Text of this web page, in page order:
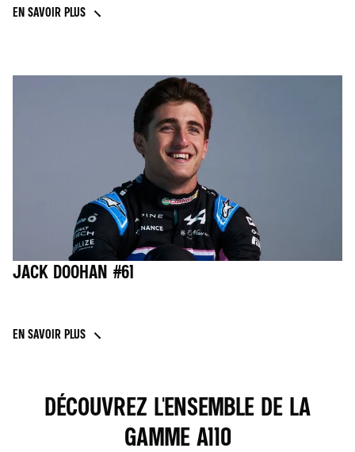
EN SAVOIR PLUS
JACK DOOHAN #61
EN SAVOIR PLUS
DÉCOUVREZ L'ENSEMBLE DE LA
GAMME A110